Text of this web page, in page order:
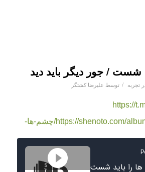
شست / جور دیگر باید دید
تجربه / توسط علیرضا کشتگر
https://
https://shenoto.com/album/podcast/260462/چشم-ها-